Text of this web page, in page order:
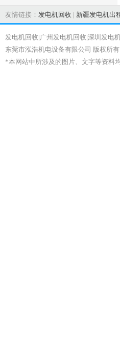
友情链接： 发电机回收 | 新疆发电机出
发电机回收|广州发电机回收|深圳发电
东莞市泓浩机电设备有限公司 版权所
*本网站中所涉及的图片、文字等资料